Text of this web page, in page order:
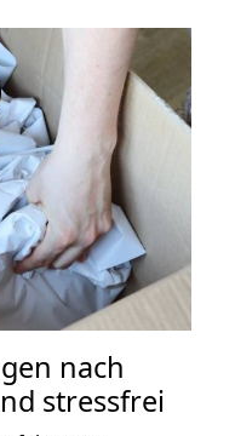
nach
stressfrei